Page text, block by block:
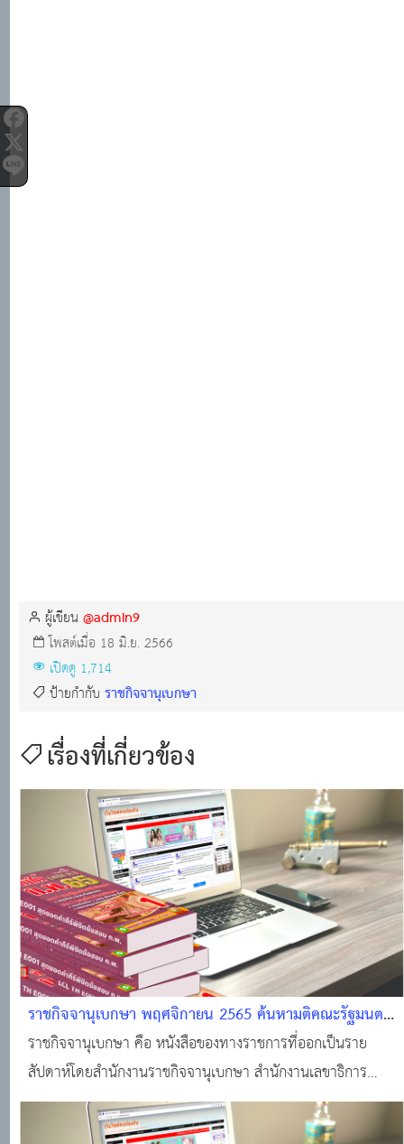
ผู้เขียน@admin9
โพสต์เมื่อ 18 มิ.ย. 2566
เปิดดู 1,714
ป้ายกำกับราชกิจจานุเบกษา
เรื่องที่เกี่ยวข้อง
ราชกิจจานุเบกษา พฤศจิกายน 2565 ค้นหามติคณะรัฐมนตรี
· ราชกิจจานุเบกษา · ระบบงานทะเบียนฐานันดร · ศูนย์
บริการข้อมูลมติคณะรัฐมนตรี
ราชกิจจานุเบกษา คือ หนังสือของทางราชการที่ออกเป็นราย
สัปดาห์โดยสำนักงานราชกิจจานุเบกษา สำนักงานเลขาธิการ
คณะรัฐมนตรี สำหรับลงประกาศเกี่ยวกับกฎหมาย กฎ ระเบียบ
ข้อบังคับ ตลอดจนประกาศของกระทรวง ทบวง กรมต่างๆ